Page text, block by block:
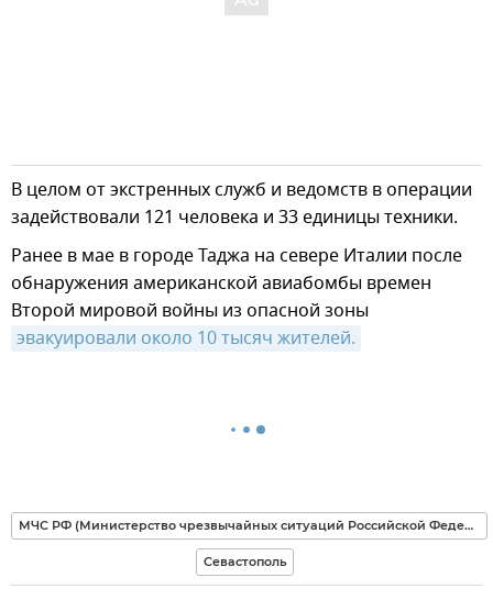
В целом от экстренных служб и ведомств в операции
задействовали 121 человека и 33 единицы техники.
Ранее в мае в городе Таджа на севере Италии после
обнаружения американской авиабомбы времен
Второй мировой войны из опасной зоны
эвакуировали около 10 тысяч жителей.
МЧС РФ (Министерство чрезвычайных ситуаций Российской Федерации)
Севастополь